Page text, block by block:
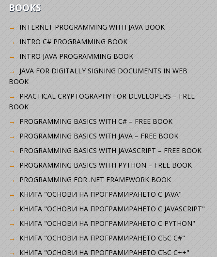
BOOKS
INTERNET PROGRAMMING WITH JAVA BOOK
INTRO C# PROGRAMMING BOOK
INTRO JAVA PROGRAMMING BOOK
JAVA FOR DIGITALLY SIGNING DOCUMENTS IN WEB
BOOK
PRACTICAL CRYPTOGRAPHY FOR DEVELOPERS – FREE
BOOK
PROGRAMMING BASICS WITH C# – FREE BOOK
PROGRAMMING BASICS WITH JAVA – FREE BOOK
PROGRAMMING BASICS WITH JAVASCRIPT – FREE BOOK
PROGRAMMING BASICS WITH PYTHON – FREE BOOK
PROGRAMMING FOR .NET FRAMEWORK BOOK
КНИГА "ОСНОВИ НА ПРОГРАМИРАНЕТО С JAVA"
КНИГА "ОСНОВИ НА ПРОГРАМИРАНЕТО С JAVASCRIPT"
КНИГА "ОСНОВИ НА ПРОГРАМИРАНЕТО С PYTHON"
КНИГА "ОСНОВИ НА ПРОГРАМИРАНЕТО СЪС C#"
КНИГА "ОСНОВИ НА ПРОГРАМИРАНЕТО СЪС C++"